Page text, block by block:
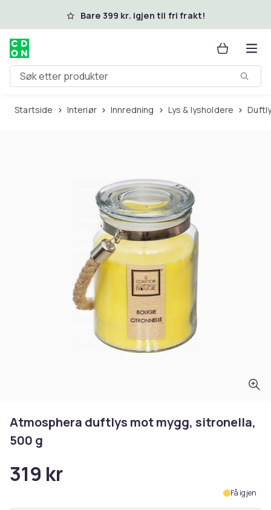
Hopp til hovedinnholdBare 399 kr. igjen til fri frakt!
Søk etter produkter
Startside Interiør Innredning Lys & lysholdere
Atmosphera duftlys mot mygg, sitronella,
500 g
319 kr
Få igjen